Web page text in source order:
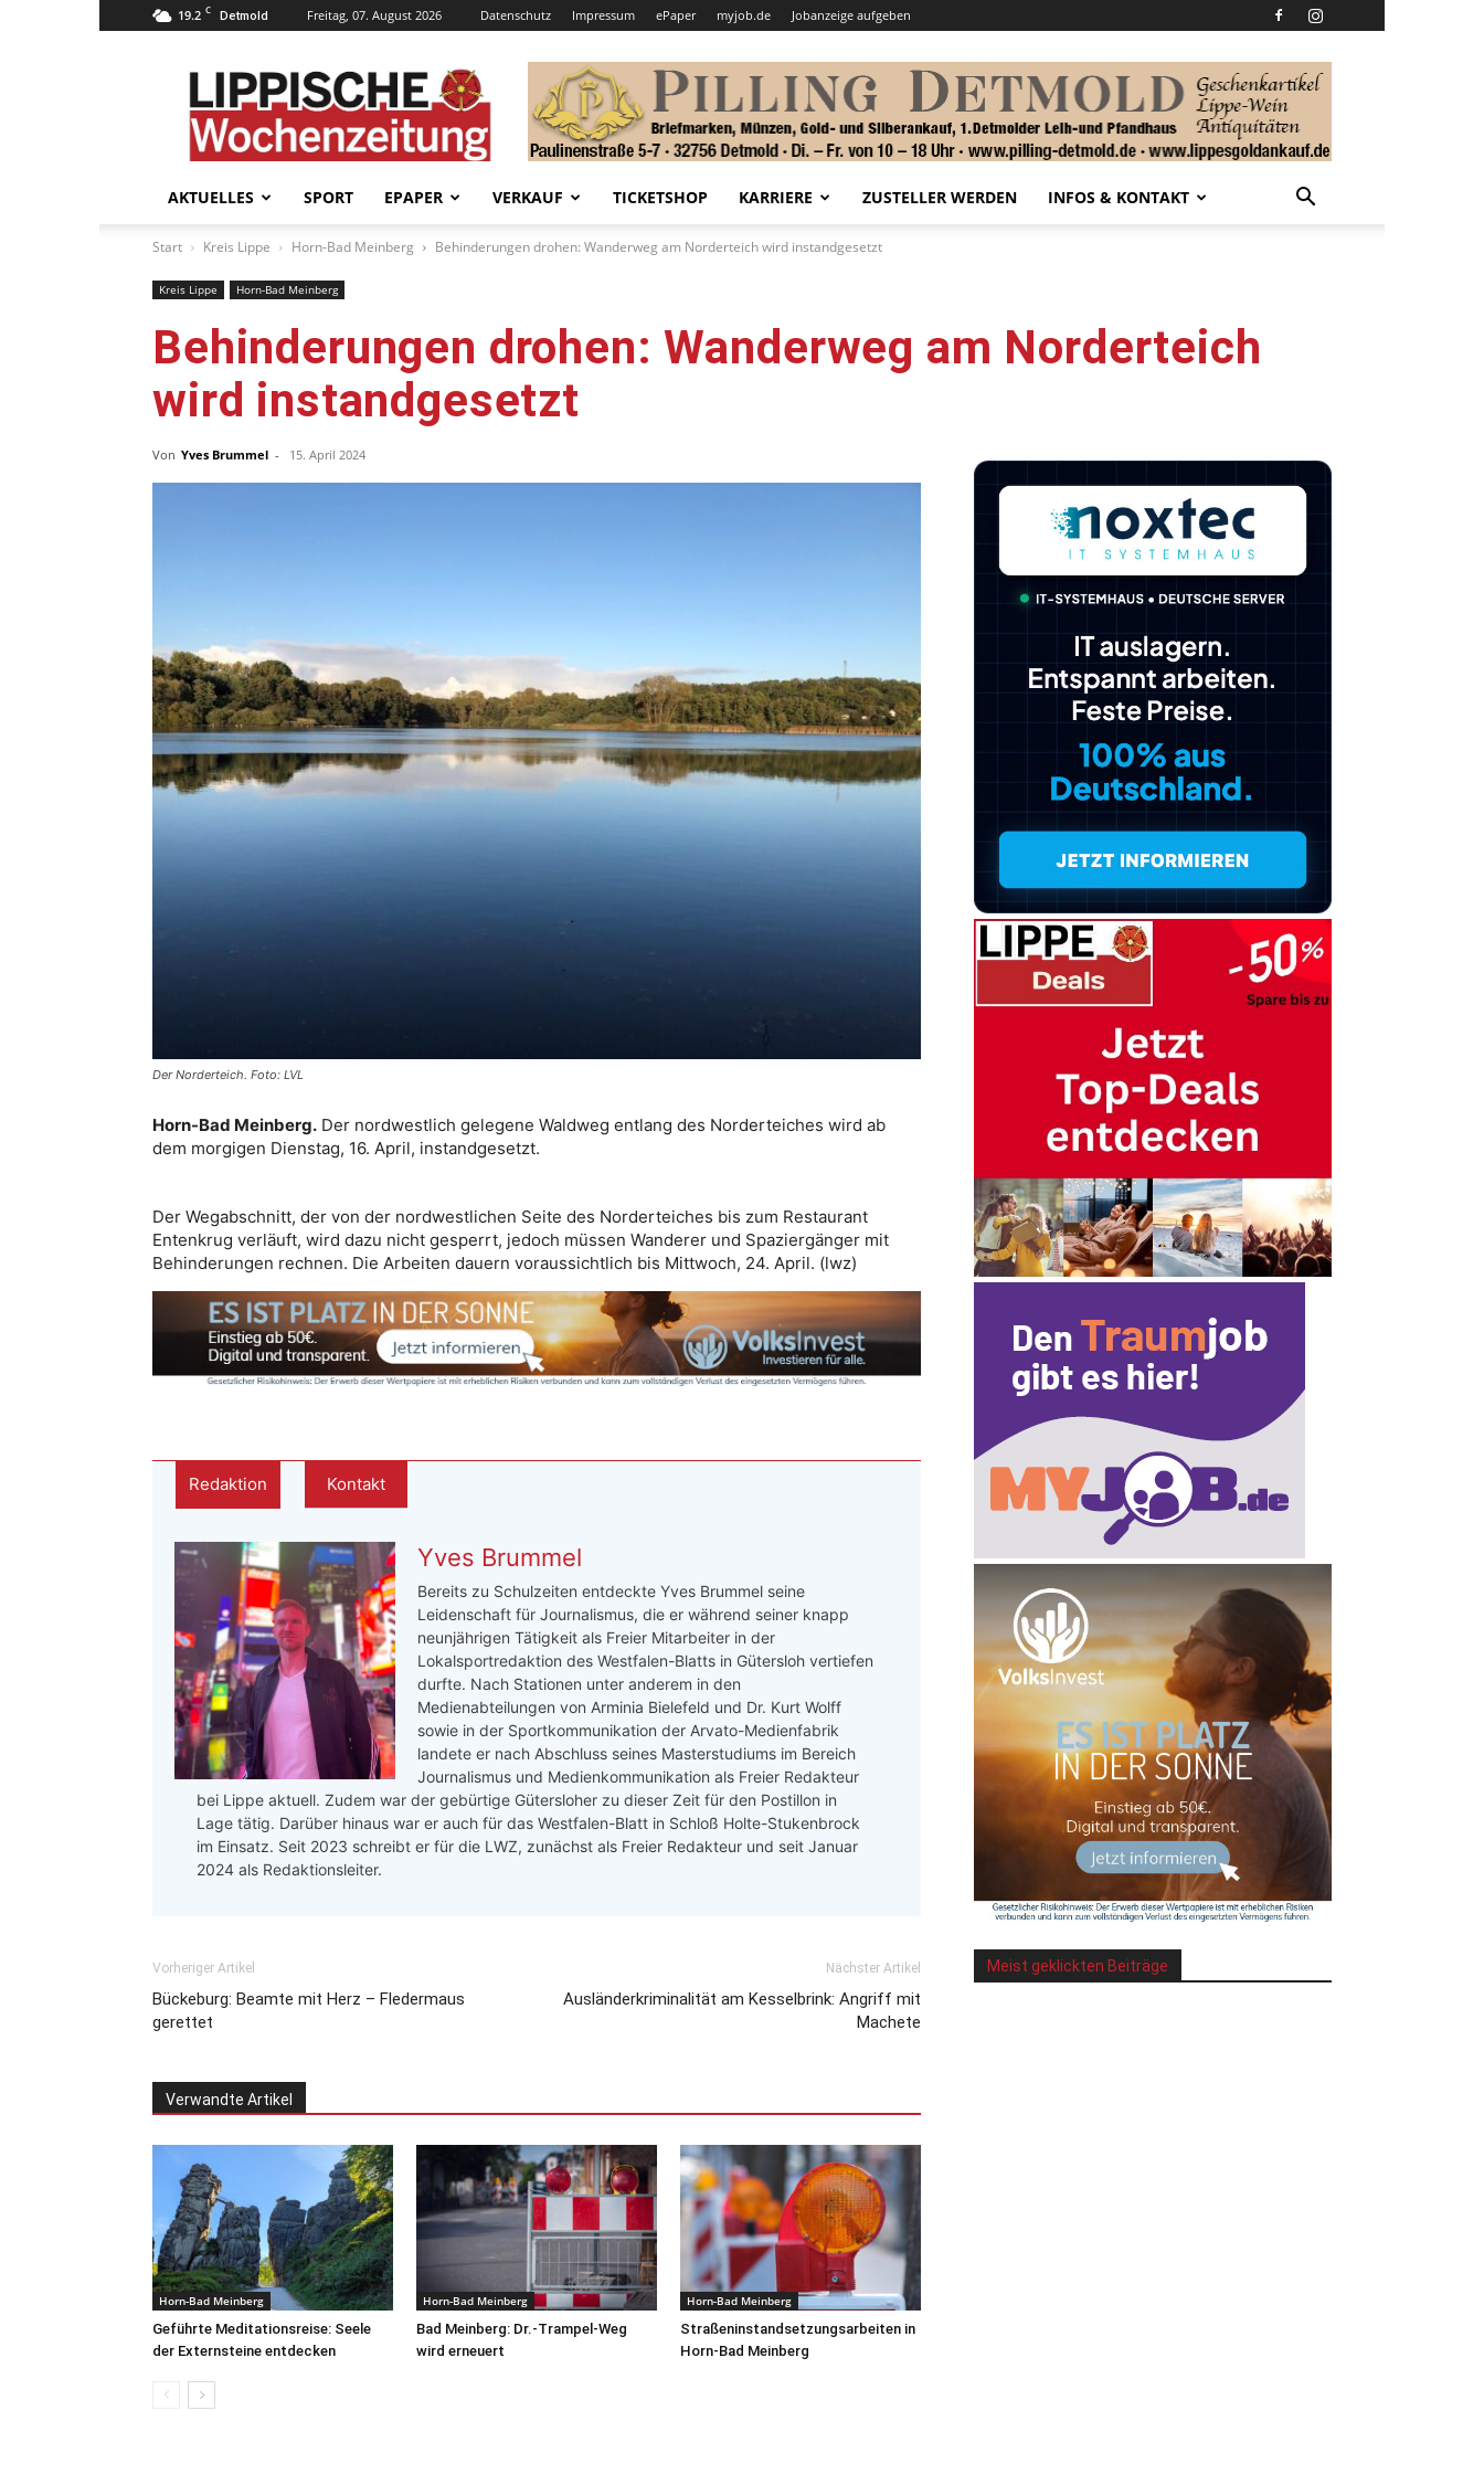
19.2 C Detmold Freitag, 07. August 2026 Datenschutz Impressum ePaper myjob.de Jobanzeige aufgeben
Lippische
Wochenzeitung
–
LWZ24.de
AKTUELLES SPORT EPAPER VERKAUF TICKETSHOP KARRIERE ZUSTELLER WERDEN INFOS & KONTAKT
Start Kreis Lippe Horn-Bad Meinberg Behinderungen drohen: Wanderweg am Norderteich wird instandgesetzt
Kreis Lippe Horn-Bad Meinberg
Behinderungen drohen: Wanderweg am Norderteich
wird instandgesetzt
Von Yves Brummel - 15. April 2024
Der Norderteich. Foto: LVL
Horn-Bad Meinberg. Der nordwestlich gelegene Waldweg entlang des Norderteiches wird ab
dem morgigen Dienstag, 16. April, instandgesetzt.
Der Wegabschnitt, der von der nordwestlichen Seite des Norderteiches bis zum Restaurant
Entenkrug verläuft, wird dazu nicht gesperrt, jedoch müssen Wanderer und Spaziergänger mit
Behinderungen rechnen. Die Arbeiten dauern voraussichtlich bis Mittwoch, 24. April. (lwz)
Redaktion Kontakt
Yves Brummel
Bereits zu Schulzeiten entdeckte Yves Brummel seine
Leidenschaft für Journalismus, die er während seiner knapp
neunjährigen Tätigkeit als Freier Mitarbeiter in der
Lokalsportredaktion des Westfalen-Blatts in Gütersloh vertiefen
durfte. Nach Stationen unter anderem in den
Medienabteilungen von Arminia Bielefeld und Dr. Kurt Wolff
sowie in der Sportkommunikation der Arvato-Medienfabrik
landete er nach Abschluss seines Masterstudiums im Bereich
Journalismus und Medienkommunikation als Freier Redakteur
bei Lippe aktuell. Zudem war der gebürtige Gütersloher zu dieser Zeit für den Postillon in
Lage tätig. Darüber hinaus war er auch für das Westfalen-Blatt in Schloß Holte-Stukenbrock
im Einsatz. Seit 2023 schreibt er für die LWZ, zunächst als Freier Redakteur und seit Januar
2024 als Redaktionsleiter.
Vorheriger Artikel
Bückeburg: Beamte mit Herz – Fledermaus
gerettet
Nächster Artikel
Ausländerkriminalität am Kesselbrink: Angriff mit
Machete
Verwandte Artikel
Horn-Bad Meinberg
Geführte Meditationsreise: Seele
der Externsteine entdecken
Horn-Bad Meinberg
Bad Meinberg: Dr.-Trampel-Weg
wird erneuert
Horn-Bad Meinberg
Straßeninstandsetzungsarbeiten in
Horn-Bad Meinberg
Meist geklickten Beiträge